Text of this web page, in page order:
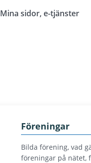
Mina sidor, e-tjänster
Föreningar
Bilda förening, vad
föreningar på nätet,